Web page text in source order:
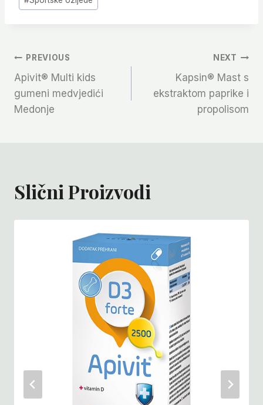
Tags:
Navigacija
Članaka
PREVIOUS
Apivit® Multi kids
gumeni medvjedići
Medonje
NEXT
Kapsin® Mast s
ekstraktom paprike i
propolisom
Slični Proizvodi